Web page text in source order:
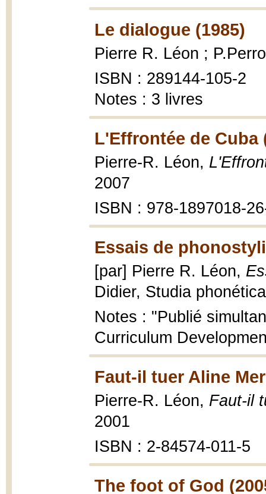
Le dialogue (1985)
Pierre R. Léon ;
ISBN : 289144-105-2
Notes : 3 livres
L'Effrontée de Cuba
Pierre-R. Léon,
2007
ISBN : 978-1897018-
Essais de
[par] Pierre R. Léon,
Didier, Studia
Notes : "Publié
Curriculum
Faut-il tuer Aline
Pierre-R. Léon, Faut-il
2001
ISBN : 2-84574-011-5
The foot of God